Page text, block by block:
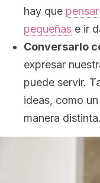
hay que
pequeñas e ir
Conversarlo
expresar
puede servir.
ideas, como
manera distinta.